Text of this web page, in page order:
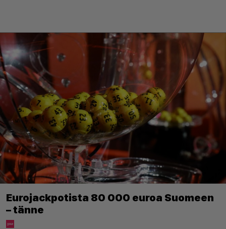
Eurojackpotista 80 000 euroa Suomeen
– tänne